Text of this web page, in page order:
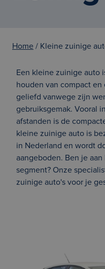
Home / Kleine zuinige
Een kleine zuinige auto
houden van compact
geliefd vanwege zijn
gebruiksgemak. Vooral
afstanden is de
kleine zuinige auto is
in Nederland en wordt
aangeboden. Ben je
segment? Onze
zuinige auto's voor je